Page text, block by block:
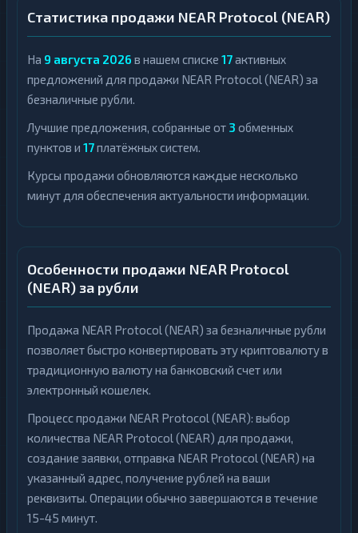
Статистика продажи NEAR Protocol (NEAR)
На 9 августа 2026 в нашем списке 17активных
предложений для продажи NEAR Protocol (NEAR) за
безналичные рубли.
Лучшие предложения, собранные от 3 обменных
пунктов и 17платёжных систем.
Курсы продажи обновляются каждые несколько
минут для обеспечения актуальности информации.
Особенности продажи NEAR Protocol
(NEAR) за рубли
Продажа NEAR Protocol (NEAR) за безналичные рубли
позволяет быстро конвертировать эту криптовалюту в
традиционную валюту на банковский счет или
электронный кошелек.
Процесс продажи NEAR Protocol (NEAR): выбор
количества NEAR Protocol (NEAR) для продажи,
создание заявки, отправка NEAR Protocol (NEAR) на
указанный адрес, получение рублей на ваши
реквизиты. Операции обычно завершаются в течение
15-45 минут.